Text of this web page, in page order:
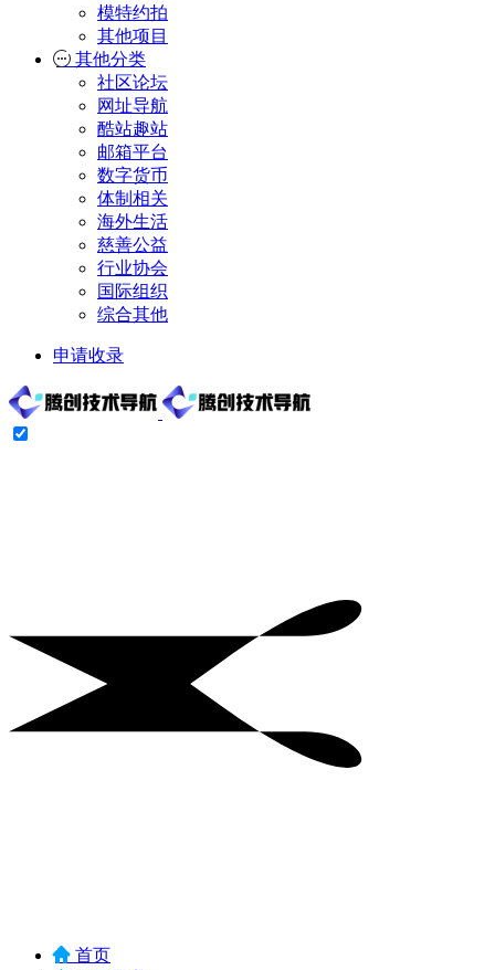
模特约拍
其他项目
其他分类
社区论坛
网址导航
酷站趣站
邮箱平台
数字货币
体制相关
海外生活
慈善公益
行业协会
国际组织
综合其他
申请收录
首页